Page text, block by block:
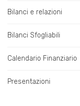
Bilanci e relazioni
Bilanci Sfogliabili
Calendario Finanziario
Presentazioni